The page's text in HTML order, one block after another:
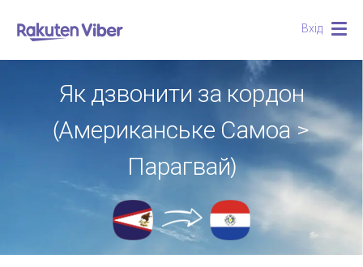
Вхід
Як дзвонити за кордон
(Американське Самоа >
Парагвай)